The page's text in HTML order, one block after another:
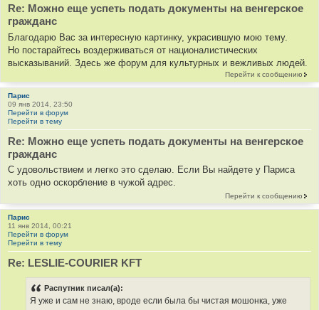
Re: Можно еще успеть подать документы на венгерское
гражданс
Благодарю Вас за интересную картинку, украсившую мою тему.
Но постарайтесь воздерживаться от националистических
высказываний. Здесь же форум для культурных и вежливых людей.
Перейти к сообщению
Парис
09 янв 2014, 23:50
Перейти в форум
Перейти в тему
Re: Можно еще успеть подать документы на венгерское
гражданс
С удовольствием и легко это сделаю. Если Вы найдете у Париса
хоть одно оскорбление в чужой адрес.
Перейти к сообщению
Парис
11 янв 2014, 00:21
Перейти в форум
Перейти в тему
Re: LESLIE-COURIER KFT
Распутник писал(а):
Я уже и сам не знаю, вроде если была бы чистая мошонка, уже